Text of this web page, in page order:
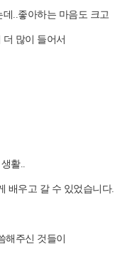
..좋아하는 마음도 크고
많이 들어서
활..
배우고 갈 수 있었습니다.
주신 것들이